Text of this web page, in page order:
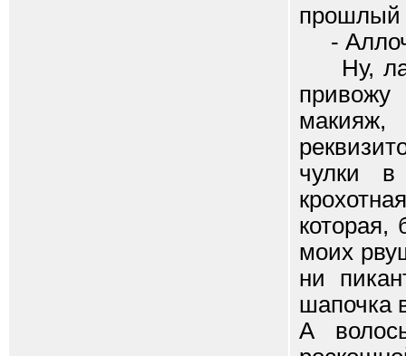
прошлый
-
Ну,
чулки в
которая,
моих
ни
шапочка
А